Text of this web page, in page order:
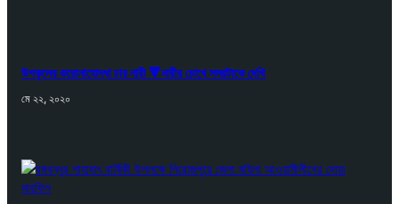
উপকূলের করোনাযোদ্ধা চার নারী 🔻নারীর চোখে সময়টাকে দেখি
মে ২২, ২০২০